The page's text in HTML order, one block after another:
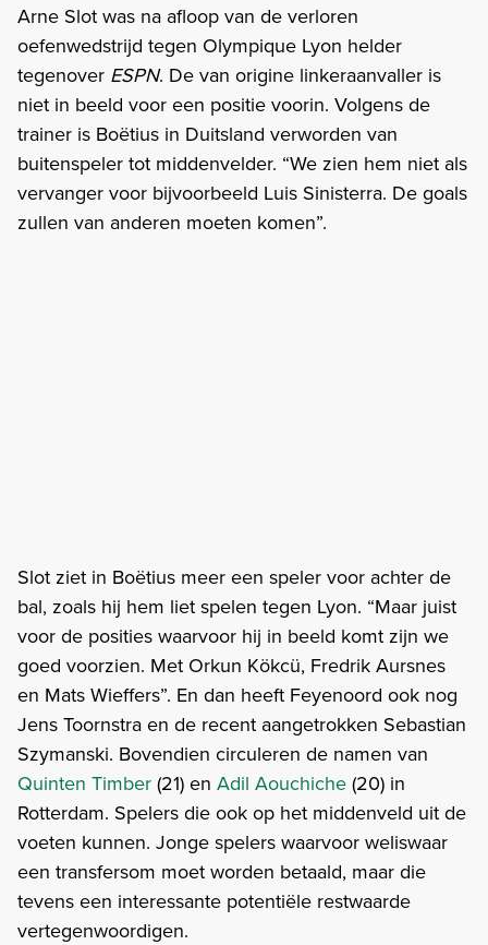
Arne Slot was na afloop van de verloren
oefenwedstrijd tegen Olympique Lyon helder
tegenover ESPN. De van origine linkeraanvaller is
niet in beeld voor een positie voorin. Volgens de
trainer is Boëtius in Duitsland verworden van
buitenspeler tot middenvelder. “We zien hem niet als
vervanger voor bijvoorbeeld Luis Sinisterra. De goals
zullen van anderen moeten komen”.
Slot ziet in Boëtius meer een speler voor achter de
bal, zoals hij hem liet spelen tegen Lyon. “Maar juist
voor de posities waarvoor hij in beeld komt zijn we
goed voorzien. Met Orkun Kökcü, Fredrik Aursnes
en Mats Wieffers”. En dan heeft Feyenoord ook nog
Jens Toornstra en de recent aangetrokken Sebastian
Szymanski. Bovendien circuleren de namen van
Quinten Timber (21) en Adil Aouchiche (20) in
Rotterdam. Spelers die ook op het middenveld uit de
voeten kunnen. Jonge spelers waarvoor weliswaar
een transfersom moet worden betaald, maar die
tevens een interessante potentiële restwaarde
vertegenwoordigen.